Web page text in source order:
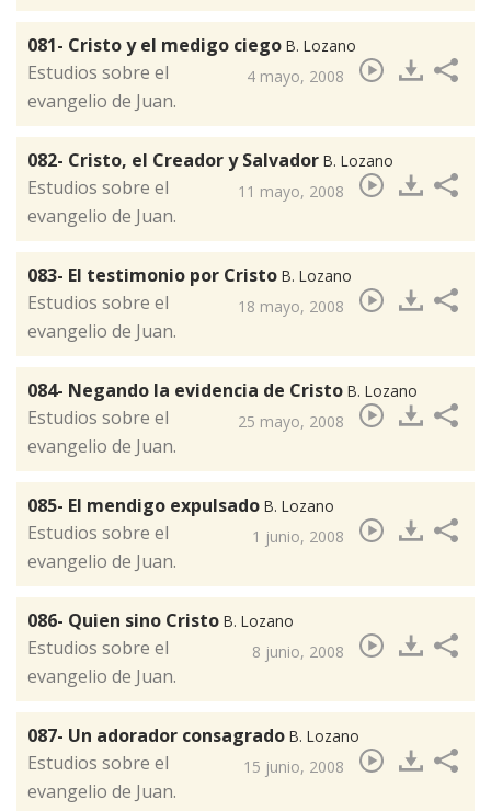
081- Cristo y el medigo ciego B. Lozano
4 mayo, 2008
​Estudios sobre el
evangelio de Juan.
082- Cristo, el Creador y Salvador B. Lozano
11 mayo, 2008
​Estudios sobre el
evangelio de Juan.
083- El testimonio por Cristo B. Lozano
18 mayo, 2008
​Estudios sobre el
evangelio de Juan.
084- Negando la evidencia de Cristo B. Lozano
25 mayo, 2008
​Estudios sobre el
evangelio de Juan.
085- El mendigo expulsado B. Lozano
1 junio, 2008
​Estudios sobre el
evangelio de Juan.
086- Quien sino Cristo B. Lozano
8 junio, 2008
​Estudios sobre el
evangelio de Juan.
087- Un adorador consagrado B. Lozano
15 junio, 2008
​Estudios sobre el
evangelio de Juan.